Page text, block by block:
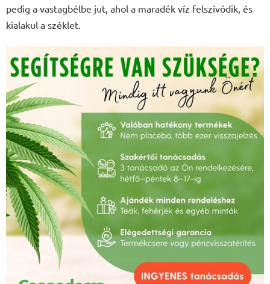
pedig a vastagbélbe jut, ahol a maradék víz felszívódik, és
kialakul a széklet.